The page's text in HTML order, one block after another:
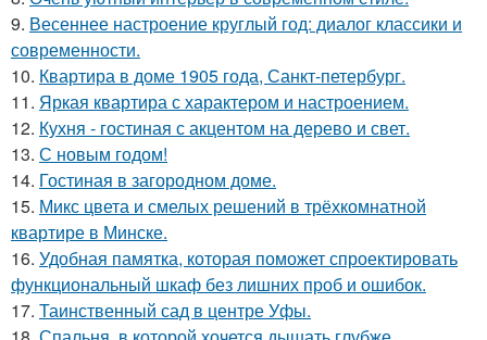
9. Весеннее настроение круглый год: диалог классики и
современности.
10. Квартира в доме 1905 года, Санкт-петербург.
11. Яркая квартира с характером и настроением.
12. Кухня - гостиная с акцентом на дерево и свет.
13. С новым годом!
14. Гостиная в загородном доме.
15. Микс цвета и смелых решений в трёхкомнатной
квартире в Минске.
16. Удобная памятка, которая поможет спроектировать
функциональный шкаф без лишних проб и ошибок.
17. Таинственный сад в центре Уфы.